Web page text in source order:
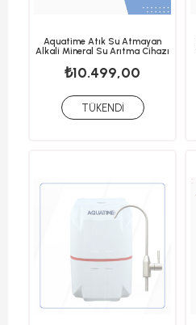
Aquatime Atık Su Atmayan
Alkali Mineral Su Arıtma Cihazı
₺10.499,00
TÜKENDI